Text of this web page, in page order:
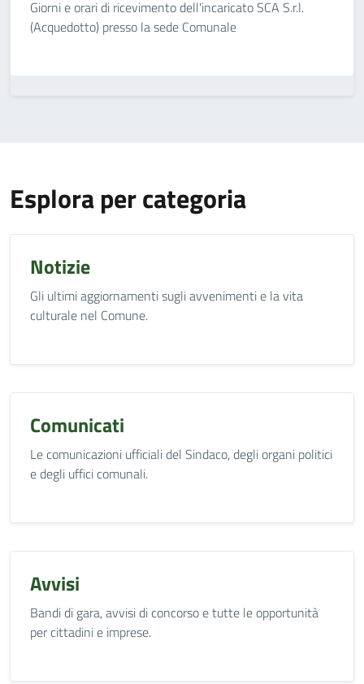
Giorni e orari di ricevimento dell'incaricato SCA S.r.l.
(Acquedotto) presso la sede Comunale
Esplora per categoria
Notizie
Gli ultimi aggiornamenti sugli avvenimenti e la vita
culturale nel Comune.
Comunicati
Le comunicazioni ufficiali del Sindaco, degli organi politici
e degli uffici comunali.
Avvisi
Bandi di gara, avvisi di concorso e tutte le opportunità
per cittadini e imprese.